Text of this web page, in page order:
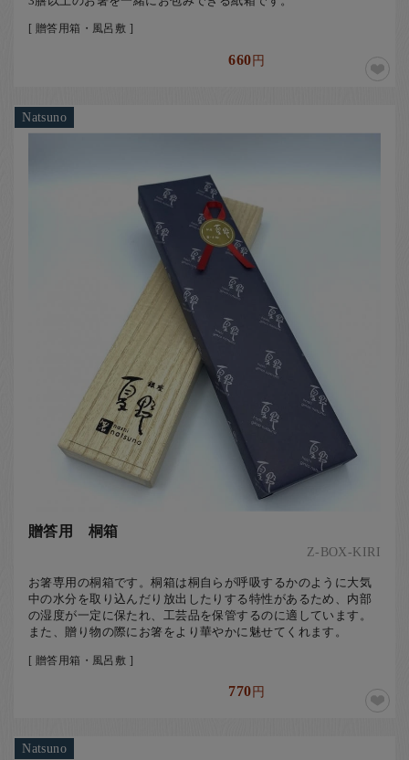
[ 贈答用箱・風呂敷 ]
660円
Natsuno
贈答用 桐箱
Z-BOX-KIRI
お箸専用の桐箱です。桐箱は桐自らが呼吸するかのように大気
中の水分を取り込んだり放出したりする特性があるため、内部
の湿度が一定に保たれ、工芸品を保管するのに適しています。
また、贈り物の際にお箸をより華やかに魅せてくれます。
[ 贈答用箱・風呂敷 ]
770円
Natsuno